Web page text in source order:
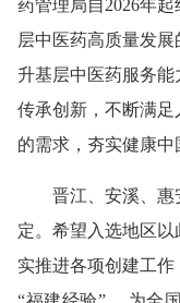
药管理局自2026年
层中医药高质量发
升基层中医药服务
传承创新，不断满
的需求，夯实健康中
晋江、安溪、惠
定。希望入选地区
实推进各项创建工